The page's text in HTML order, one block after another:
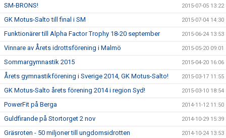
SM-BRONS! 2015-07-05 13:22
GK Motus-Salto till final i SM 2015-07-04 14:30
Funktionärer till Alpha Factor Trophy 18-20 september 2015-06-24 13:53
Vinnare av Årets idrottsförening i Malmö 2015-05-20 09:01
Sommargymnastik 2015 2015-04-20 16:06
Årets gymnastikförening i Sverige 2014, GK Motus-Salto! 2015-03-17 11:55
GK Motus-Salto årets förening 2014 i region Syd! 2015-03-10 18:54
PowerFit på Berga 2014-11-12 11:50
Guldfirande på Stortorget 2 nov 2014-10-29 15:39
Gräsroten - 50 miljoner till ungdomsidrotten 2014-10-24 13:53